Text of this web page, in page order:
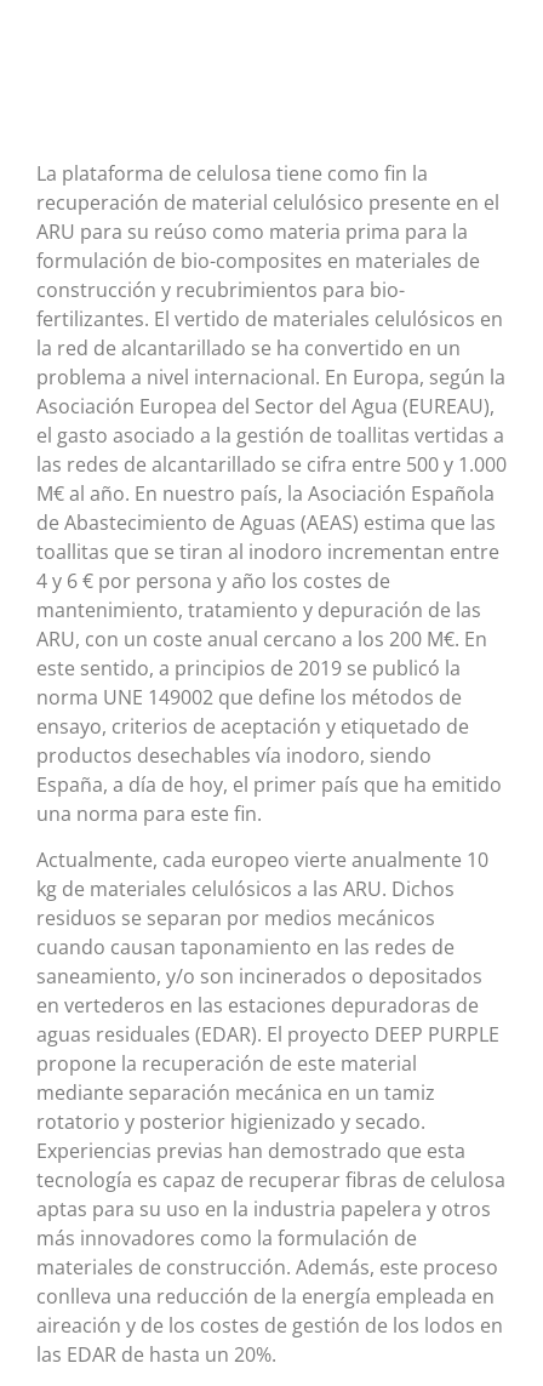
La plataforma de celulosa tiene como fin la
recuperación de material celulósico presente en el
ARU para su reúso como materia prima para la
formulación de bio-composites en materiales de
construcción y recubrimientos para bio-
fertilizantes. El vertido de materiales celulósicos en
la red de alcantarillado se ha convertido en un
problema a nivel internacional. En Europa, según la
Asociación Europea del Sector del Agua (EUREAU),
el gasto asociado a la gestión de toallitas vertidas a
las redes de alcantarillado se cifra entre 500 y 1.000
M€ al año. En nuestro país, la Asociación Española
de Abastecimiento de Aguas (AEAS) estima que las
toallitas que se tiran al inodoro incrementan entre
4 y 6 € por persona y año los costes de
mantenimiento, tratamiento y depuración de las
ARU, con un coste anual cercano a los 200 M€. En
este sentido, a principios de 2019 se publicó la
norma UNE 149002 que define los métodos de
ensayo, criterios de aceptación y etiquetado de
productos desechables vía inodoro, siendo
España, a día de hoy, el primer país que ha emitido
una norma para este fin.
Actualmente, cada europeo vierte anualmente 10
kg de materiales celulósicos a las ARU. Dichos
residuos se separan por medios mecánicos
cuando causan taponamiento en las redes de
saneamiento, y/o son incinerados o depositados
en vertederos en las estaciones depuradoras de
aguas residuales (EDAR). El proyecto DEEP PURPLE
propone la recuperación de este material
mediante separación mecánica en un tamiz
rotatorio y posterior higienizado y secado.
Experiencias previas han demostrado que esta
tecnología es capaz de recuperar fibras de celulosa
aptas para su uso en la industria papelera y otros
más innovadores como la formulación de
materiales de construcción. Además, este proceso
conlleva una reducción de la energía empleada en
aireación y de los costes de gestión de los lodos en
las EDAR de hasta un 20%.